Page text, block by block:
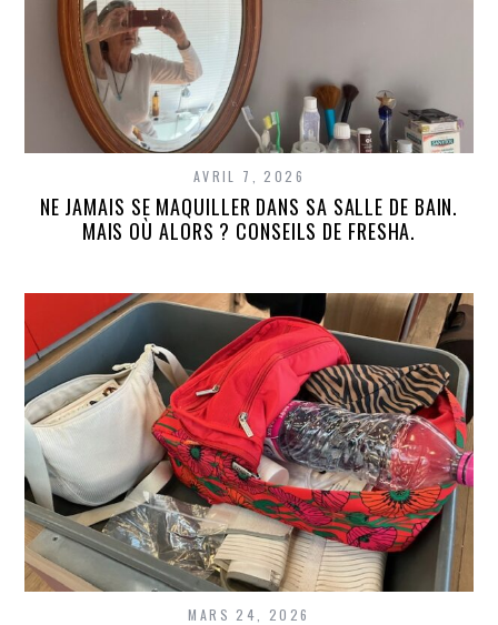
AVRIL 7, 2026
NE JAMAIS SE MAQUILLER DANS SA SALLE DE BAIN.
MAIS OÙ ALORS ? CONSEILS DE FRESHA.
MARS 24, 2026